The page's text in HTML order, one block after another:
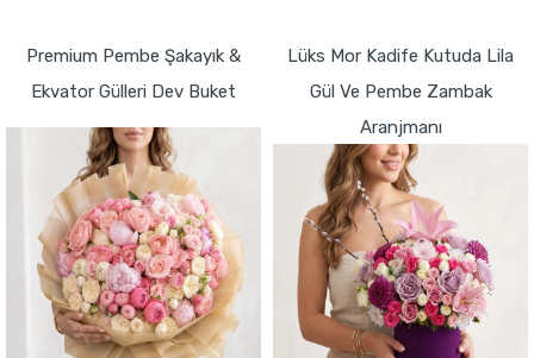
Premium Pembe Şakayık &
Ekvator Gülleri Dev Buket
Lüks Mor Kadife Kutuda Lila
Gül Ve Pembe Zambak
Aranjmanı